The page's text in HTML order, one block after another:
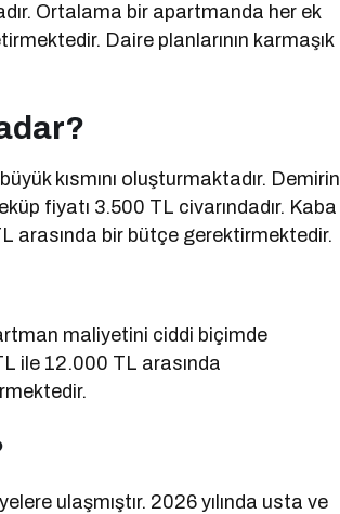
Ortalama bir apartmanda her ek
Daire planlarının karmaşık
kısmını oluşturmaktadır. Demirin
fiyatı 3.500 TL civarındadır. Kaba
arasında bir bütçe gerektirmektedir.
maliyetini ciddi biçimde
ile 12.000 TL arasında
ulaşmıştır. 2026 yılında usta ve